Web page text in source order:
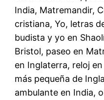
India, Matremandir,
cristiana, Yo, letras
budista y yo en
Bristol, paseo en
en Inglaterra, reloj
más pequeña de
ambulante en India,